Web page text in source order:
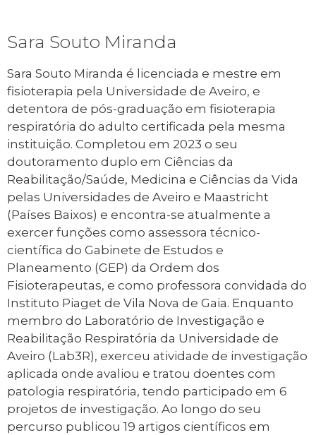
Sara Souto Miranda
Sara Souto Miranda é licenciada e mestre em
fisioterapia pela Universidade de Aveiro, e
detentora de pós-graduação em fisioterapia
respiratória do adulto certificada pela mesma
instituição. Completou em 2023 o seu
doutoramento duplo em Ciências da
Reabilitação/Saúde, Medicina e Ciências da Vida
pelas Universidades de Aveiro e Maastricht
(Países Baixos) e encontra-se atualmente a
exercer funções como assessora técnico-
científica do Gabinete de Estudos e
Planeamento (GEP) da Ordem dos
Fisioterapeutas, e como professora convidada do
Instituto Piaget de Vila Nova de Gaia. Enquanto
membro do Laboratório de Investigação e
Reabilitação Respiratória da Universidade de
Aveiro (Lab3R), exerceu atividade de investigação
aplicada onde avaliou e tratou doentes com
patologia respiratória, tendo participado em 6
projetos de investigação. Ao longo do seu
percurso publicou 19 artigos científicos em